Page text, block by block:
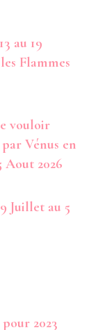
au 19
Flammes
vouloir
Vénus en
2026
Juillet au 5
2023